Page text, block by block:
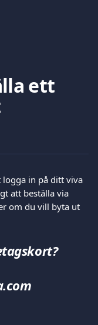
ett
in på ditt viva
att beställa via
om du vill byta ut